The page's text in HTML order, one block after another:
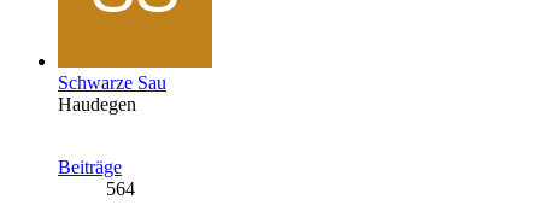
Schwarze Sau
Haudegen
Beiträge
564